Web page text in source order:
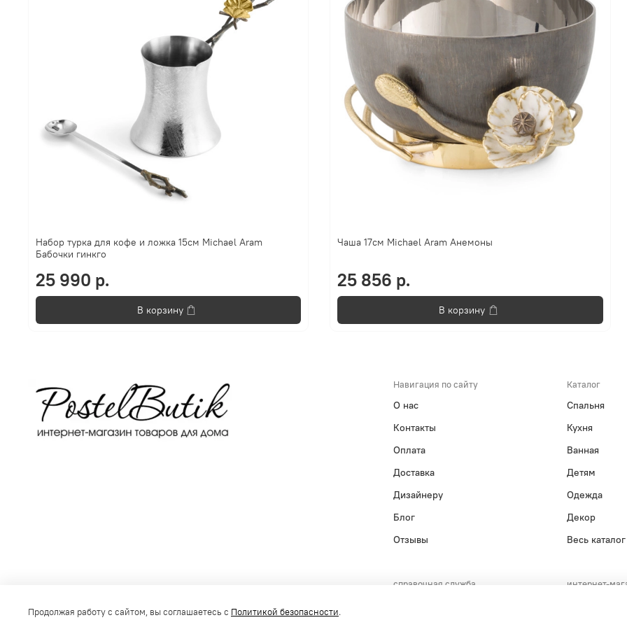
Набор турка для кофе и ложка 15см Michael Aram
Бабочки гинкго
25 990 р.
В корзину
Чаша 17см Michael Aram Анемоны
25 856 р.
В корзину
Навигация по сайту
О нас
Контакты
Оплата
Доставка
Дизайнеру
Блог
Отзывы
Каталог
Спальня
Кухня
Ванная
Детям
Одежда
Декор
Весь каталог
справочная служба интернет-
Продолжая работу с сайтом, вы соглашаетесь с Политикой безопасности.